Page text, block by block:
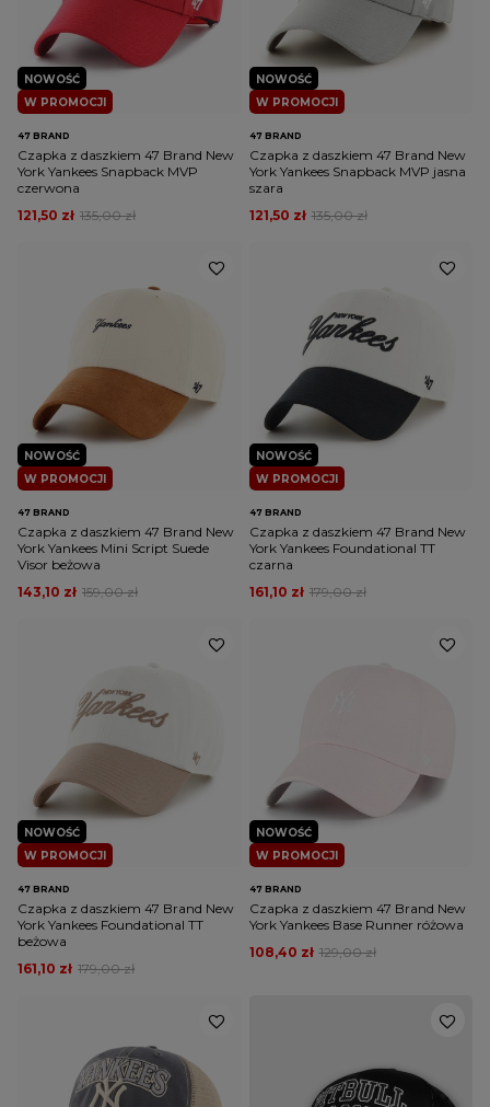
W PROMOCJI
NOWOŚĆ
47 BRAND
Czapka z daszkiem 47 Brand New
York Yankees Snapback MVP
czerwona
135,00 zł
121,50 zł
W PROMOCJI
NOWOŚĆ
47 BRAND
Czapka z daszkiem 47 Brand New
York Yankees Snapback MVP jasna
szara
135,00 zł
121,50 zł
W PROMOCJI
NOWOŚĆ
47 BRAND
Czapka z daszkiem 47 Brand New
York Yankees Mini Script Suede
Visor beżowa
159,00 zł
143,10 zł
W PROMOCJI
NOWOŚĆ
47 BRAND
Czapka z daszkiem 47 Brand New
York Yankees Foundational TT
czarna
179,00 zł
161,10 zł
W PROMOCJI
NOWOŚĆ
47 BRAND
Czapka z daszkiem 47 Brand New
York Yankees Foundational TT
beżowa
179,00 zł
161,10 zł
W PROMOCJI
NOWOŚĆ
47 BRAND
Czapka z daszkiem 47 Brand New
York Yankees Base Runner różowa
129,00 zł
108,40 zł